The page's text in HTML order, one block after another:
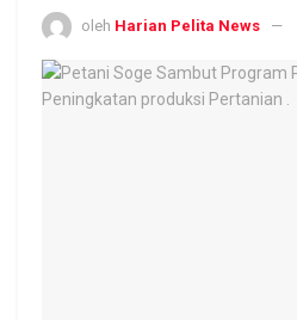
oleh Harian Pelita News